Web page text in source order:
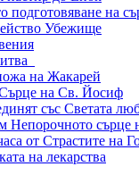
подготовяване на
Убежище
на Жакарей
на Св. Йосиф
със Светата
Непорочното сърце
от Страстите на
на лекарства